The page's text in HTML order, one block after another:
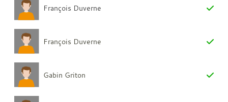
François Duverne
François Duverne
Gabin Griton